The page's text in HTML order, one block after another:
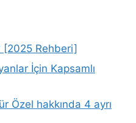
[2025 Rehberi]
İçin Kapsamlı
Özel hakkında 4 ayrı